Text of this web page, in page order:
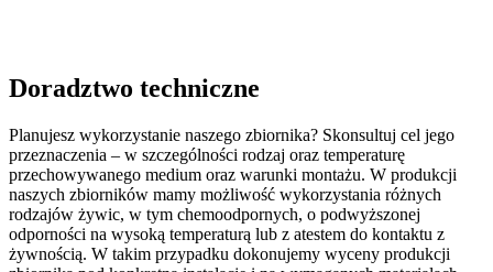
Doradztwo techniczne
Planujesz wykorzystanie naszego zbiornika? Skonsultuj cel jego
przeznaczenia – w szczególności rodzaj oraz temperaturę
przechowywanego medium oraz warunki montażu. W produkcji
naszych zbiorników mamy możliwość wykorzystania różnych
rodzajów żywic, w tym chemoodpornych, o podwyższonej
odporności na wysoką temperaturą lub z atestem do kontaktu z
żywnością. W takim przypadku dokonujemy wyceny produkcji